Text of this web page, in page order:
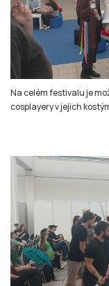
Na celém festivalu je
cosplayery v jejich